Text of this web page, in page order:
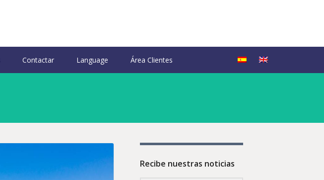
Contactar Language Área Clientes
Recibe nuestras noticias